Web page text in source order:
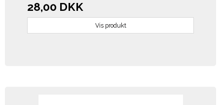
28,00 DKK
Vis produkt